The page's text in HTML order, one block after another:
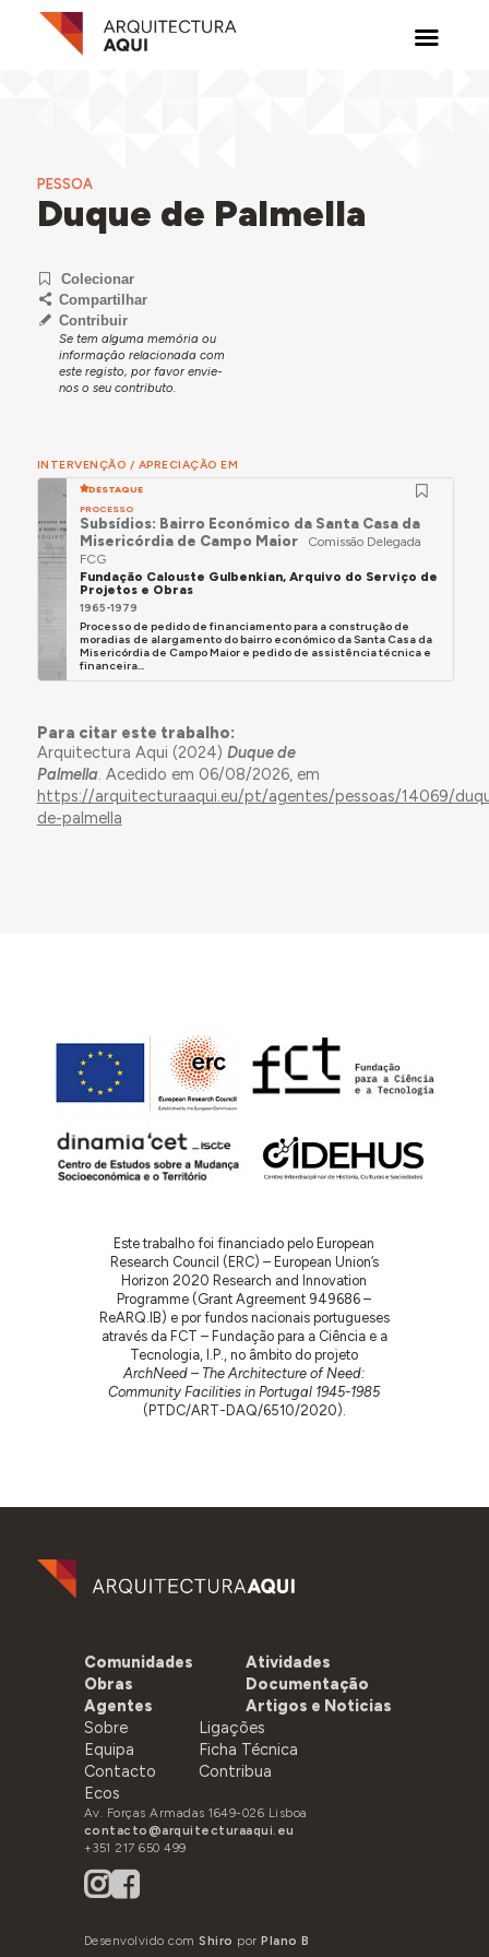
PESSOA
Duque de Palmella
Colecionar
Compartilhar
Contribuir
Se tem alguma memória ou
informação relacionada com
este registo, por favor envie-
nos o seu contributo.
INTERVENÇÃO / APRECIAÇÃO EM
DESTAQUE
PROCESSO
Subsídios: Bairro Económico da Santa Casa da
Misericórdia de Campo Maior
Comissão Delegada
FCG
Fundação Calouste Gulbenkian, Arquivo do Serviço de
Projetos e Obras
1965-1979
Processo de pedido de financiamento para a construção de
moradias de alargamento do bairro económico da Santa Casa da
Misericórdia de Campo Maior e pedido de assistência técnica e
financeira...
Para citar este trabalho:
Arquitectura Aqui (2024) Duque de
Palmella. Acedido em 06/08/2026, em
https://arquitecturaaqui.eu/pt/agentes/pessoas/14069/
de-palmella
Este trabalho foi financiado pelo European
Research Council (ERC) – European Union’s
Horizon 2020 Research and Innovation
Programme (Grant Agreement 949686 –
ReARQ.IB) e por fundos nacionais portugueses
através da FCT – Fundação para a Ciência e a
Tecnologia, I.P., no âmbito do projeto
ArchNeed – The Architecture of Need:
Community Facilities in Portugal 1945-1985
(PTDC/ART-DAQ/6510/2020).
Comunidades
Obras
Agentes
Atividades
Documentação
Artigos e Noticias
Sobre
Equipa
Contacto
Ecos
Ligações
Ficha Técnica
Contribua
Av. Forças Armadas 1649-026 Lisboa
contacto@arquitecturaaqui.eu
+351 217 650 499
Desenvolvido comShiro porPlano B